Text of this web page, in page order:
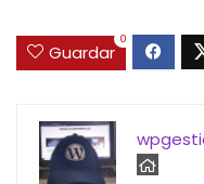
Guardar
0